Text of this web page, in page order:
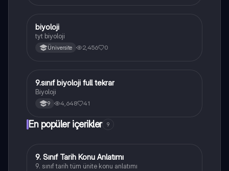
BBiyoloji
biyoloji
tyt biyoloji
Üniversite 2,456 0
Biyoloji
9.sınıf biyoloji full tekrar
Biyoloji
9 4,648 41
En popüler içerikler 9
Tarih
9. Sınıf Tarih Konu Anlatımı
9. sınıf tarih tüm ünite konu anlatımı